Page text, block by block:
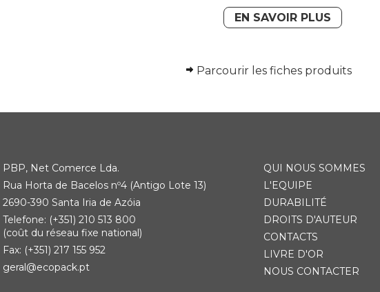
EN SAVOIR PLUS
Parcourir les fiches produits
PBP, Net Comerce Lda.
Rua Horta de Bacelos nº4 (Antigo Lote 13)
2690-390 Santa Iria de Azóia
Telefone: (+351) 210 513 800
(coût du réseau fixe national)
Fax: (+351) 217 155 952
geral@ecopack.pt
QUI NOUS SOMMES
L'EQUIPE
DURABILITÉ
DROITS D'AUTEUR
CONTACTS
LIVRE D'OR
NOUS CONTACTER